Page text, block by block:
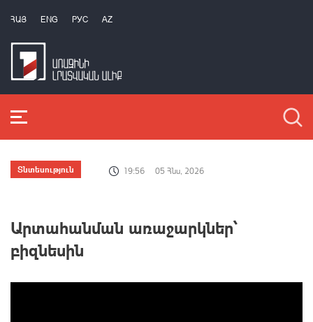
ՀԱՅ ENG РУС AZ
Տնտեսություն 19:56 05 Հնս, 2026
Արտահանման առաջարկներ՝
բիզնեսին